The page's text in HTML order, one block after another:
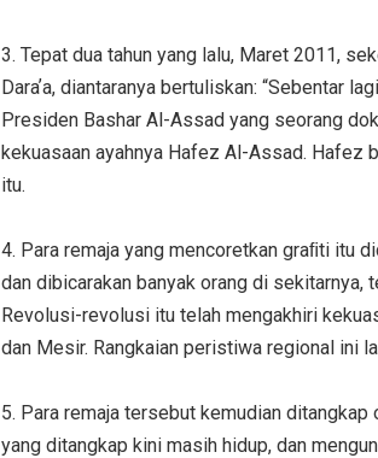
3. Tepat dua tahun yang lalu, Maret 2011,
Daraʼa, diantaranya bertuliskan: “Sebentar
Presiden Bashar Al-Assad yang seorang
kekuasaan ayahnya Hafez Al-Assad. Hafez
itu.
4. Para remaja yang mencoretkan graﬁti itu
dan dibicarakan banyak orang di
Revolusi-revolusi itu telah mengakhiri
dan Mesir. Rangkaian peristiwa regional ini
5. Para remaja tersebut kemudian ditangkap
yang ditangkap kini masih hidup, dan